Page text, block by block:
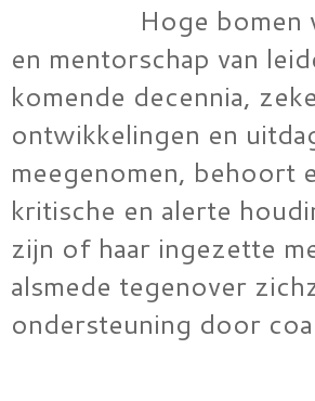
Hoge bomen
en mentorschap van
komende decennia,
ontwikkelingen en
meegenomen, behoort
kritische en alerte
zijn of haar ingezette
alsmede tegenover
ondersteuning door